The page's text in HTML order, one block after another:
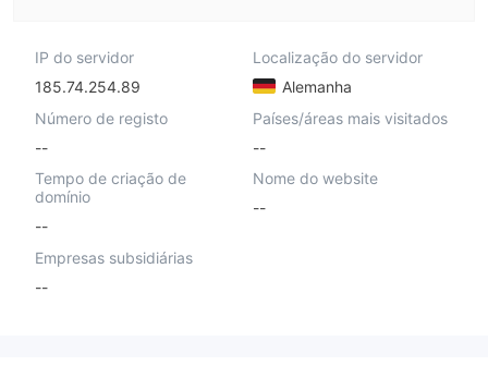
IP do servidor
185.74.254.89
Localização do servidor
Alemanha
Número de registo
--
Países/áreas mais visitados
--
Tempo de criação de
domínio
--
Nome do website
--
Empresas subsidiárias
--